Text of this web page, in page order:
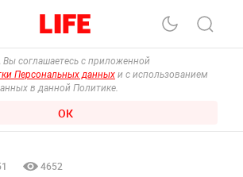
Вы соглашаетесь с приложенной
Персональных данных и с использованием
в данной Политике.
ОК
4652